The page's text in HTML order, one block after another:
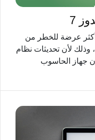
7
عرضة للخطر من
لأن تحديثات نظام
جهاز الحاسوب